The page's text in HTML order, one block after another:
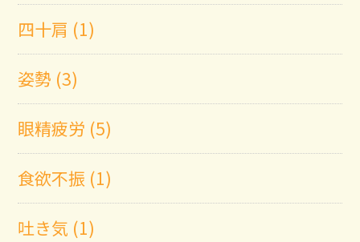
四十肩 (1)
姿勢 (3)
眼精疲労 (5)
食欲不振 (1)
吐き気 (1)